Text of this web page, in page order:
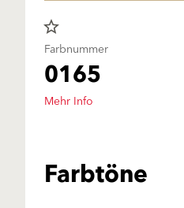
star_border
Farbnummer
0165
Mehr Info
Farbtöne